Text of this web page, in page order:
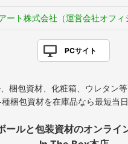
ート株式会社（運営会社オフィ
PCサイト
梱包資材、化粧箱、ウレタン
梱包資材を在庫品なら最短当日
ールと包装資材のオンライ